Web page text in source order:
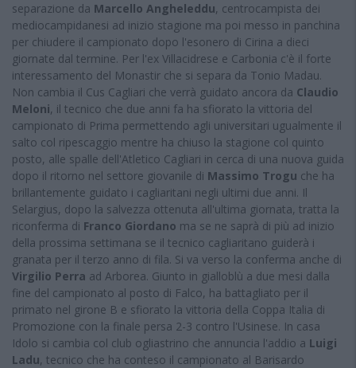
separazione da Marcello Angheleddu, centrocampista dei
mediocampidanesi ad inizio stagione ma poi messo in panchina
per chiudere il campionato dopo l'esonero di Cirina a dieci
giornate dal termine. Per l'ex Villacidrese e Carbonia c'è il forte
interessamento del Monastir che si separa da Tonio Madau.
Non cambia il Cus Cagliari che verrà guidato ancora da Claudio
Meloni, il tecnico che due anni fa ha sfiorato la vittoria del
campionato di Prima permettendo agli universitari ugualmente il
salto col ripescaggio mentre ha chiuso la stagione col quinto
posto, alle spalle dell'Atletico Cagliari in cerca di una nuova guida
dopo il ritorno nel settore giovanile di Massimo Trogu che ha
brillantemente guidato i cagliaritani negli ultimi due anni. Il
Selargius, dopo la salvezza ottenuta all'ultima giornata, tratta la
riconferma di Franco Giordano ma se ne saprà di più ad inizio
della prossima settimana se il tecnico cagliaritano guiderà i
granata per il terzo anno di fila. Si va verso la conferma anche di
Virgilio Perra ad Arborea. Giunto in gialloblù a due mesi dalla
fine del campionato al posto di Falco, ha battagliato per il
primato nel girone B e sfiorato la vittoria della Coppa Italia di
Promozione con la finale persa 2-3 contro l'Usinese. In casa
Idolo si cambia col club ogliastrino che annuncia l'addio a Luigi
Ladu, tecnico che ha conteso il campionato al Barisardo